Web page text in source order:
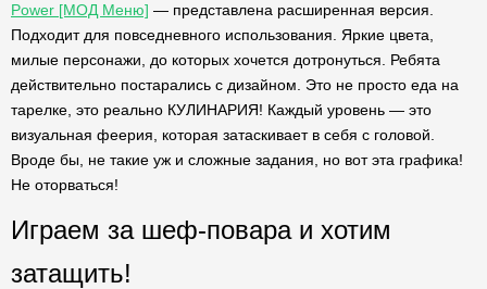
Power [МОД Меню] — представлена расширенная версия.
Подходит для повседневного использования. Яркие цвета,
милые персонажи, до которых хочется дотронуться. Ребята
действительно постарались с дизайном. Это не просто еда на
тарелке, это реально КУЛИНАРИЯ! Каждый уровень — это
визуальная феерия, которая затаскивает в себя с головой.
Вроде бы, не такие уж и сложные задания, но вот эта графика!
Не оторваться!
Играем за шеф-повара и хотим
затащить!